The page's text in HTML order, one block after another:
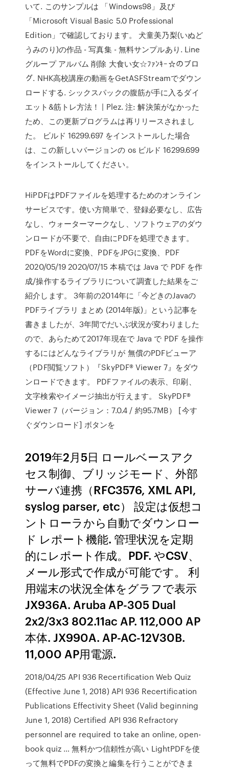
いて. このサンプルは 「Windows98」及び
「Microsoft Visual Basic 5.0 Professional
Edition」で確認しております。 犬童美乃梨(いぬど
うみのり)の作品 - 写真集 - 無料サンプルあり. Line
グループ アルバム 削除 大食い女☆ﾌｧﾝｷｰ☆のブロ
グ. NHK高校講座の動画をGetASFStreamでダウン
ロードする. シックスパックの腹筋が手に入るダイ
エット&筋トレ方法！ | Plez. 注: 解決策がなかった
ため、この更新プログラムは再リリースされまし
た。 ビルド 16299.697 をインストールした場合
は、この新しいバージョンの os ビルド 16299.699
をインストールしてください。
HiPDFはPDFファイルを処理するためのオンライン
サービスです。使い方簡単で、登録必要なし、広告
なし、ウォーターマークなし、ソフトウェアのダウ
ンロードが不要で、自由にPDFを処理できます。
PDFをWordに変換、PDFをJPGに変換、PDF
2020/05/19 2020/07/15 本稿では Java で PDF を作
成/操作するライブラリについて調査した結果をご
紹介します。 3年前の2014年に「今どきのJavaの
PDFライブラリ まとめ (2014年版)」という記事を
書きましたが、3年間でだいぶ状況が変わりました
ので、あらためて2017年現在で Java で PDF を操作
するにはどんなライブラリが 無償のPDFビューア
（PDF閲覧ソフト）『SkyPDF® Viewer 7』をダウ
ンロードできます。 PDFファイルの表示、印刷、
文字検索やイメージ抽出が行えます。 SkyPDF®
Viewer 7（バージョン：7.0.4 / 約95.7MB） [今す
ぐダウンロード] ボタンを
2019年2月5日 ロールベースアク
セス制御、ブリッジモード、外部
サーバ連携（RFC3576, XML API,
syslog parser, etc） 設定は仮想コ
ントローラから自動でダウンロー
ド レポート機能. 管理状況を定期
的にレポート作成。PDF. やCSV、
メール形式で作成が可能です。 利
用端末の状況全体をグラフで表示
JX936A. Aruba AP-305 Dual
2x2/3x3 802.11ac AP. 112,000 AP
本体. JX990A. AP-AC-12V30B.
11,000 AP用電源.
2018/04/25 API 936 Recertification Web Quiz
(Effective June 1, 2018) API 936 Recertification
Publications Effectivity Sheet (Valid beginning
June 1, 2018) Certified API 936 Refractory
personnel are required to take an online, open-
book quiz … 無料かつ信頼性が高い LightPDFを使
って無料でPDFの変換と編集を行うことができま